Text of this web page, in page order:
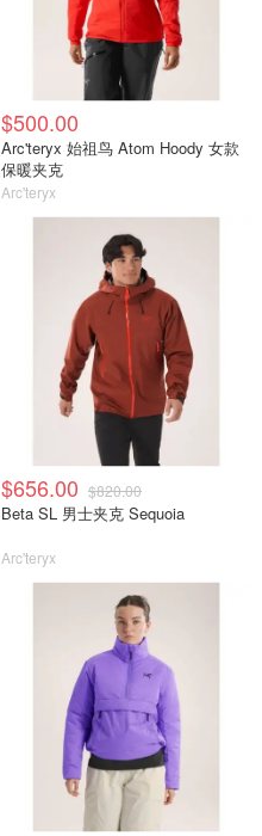
$500.00
Arc'teryx 始祖鸟 Atom Hoody 女款
保暖夹克
Arc'teryx
$656.00 $820.00
Beta SL 男士夹克 Sequoia
Arc'teryx